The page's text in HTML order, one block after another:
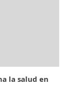
la salud en